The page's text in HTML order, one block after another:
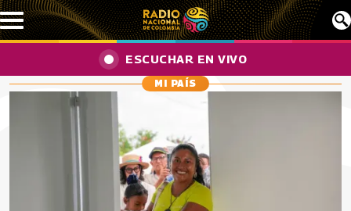
Pasar al contenido principal
ESCUCHAR EN VIVO
MI PAÍS